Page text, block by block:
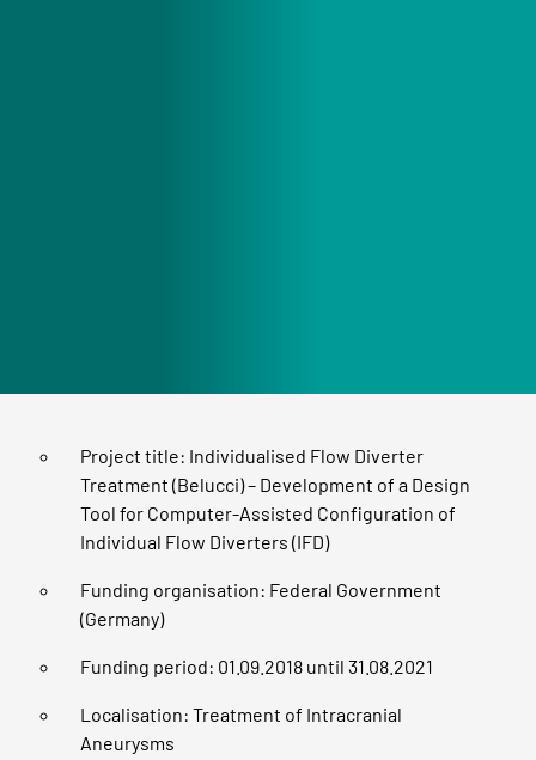
Project title: Individualised Flow Diverter
Treatment (Belucci) – Development of a Design
Tool for Computer-Assisted Configuration of
Individual Flow Diverters (IFD)
Funding organisation: Federal Government
(Germany)
Funding period: 01.09.2018 until 31.08.2021
Localisation: Treatment of Intracranial
Aneurysms